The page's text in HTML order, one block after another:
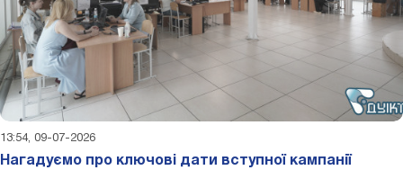
13:54, 09-07-2026
Нагадуємо про ключові дати вступної кампанії